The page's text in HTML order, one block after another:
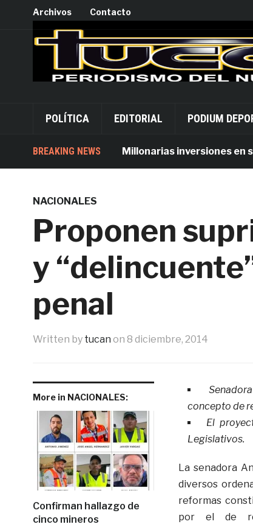
Archivos Contacto
POLÍTICA EDITORIAL PODIUM
BREAKING NEWSMillonarias inversiones en
NACIONALES
Proponen
y
penal
Written by tucan on 8 diciembre, 2014
More in NACIONALES:
Confirman hallazgo de
cinco mineros
concepto de
El
Legislativos.
La senadora
diversos
reformas
por el de